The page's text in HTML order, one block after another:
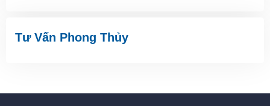
Tư Vấn Phong Thủy